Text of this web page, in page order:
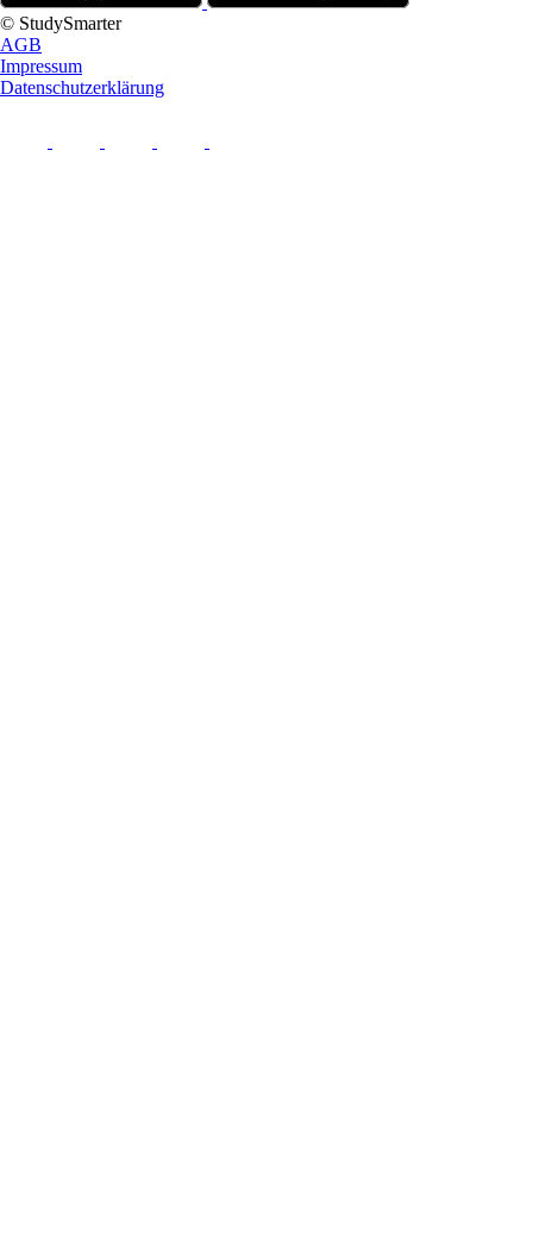
© StudySmarter
AGB
Impressum
Datenschutzerklärung